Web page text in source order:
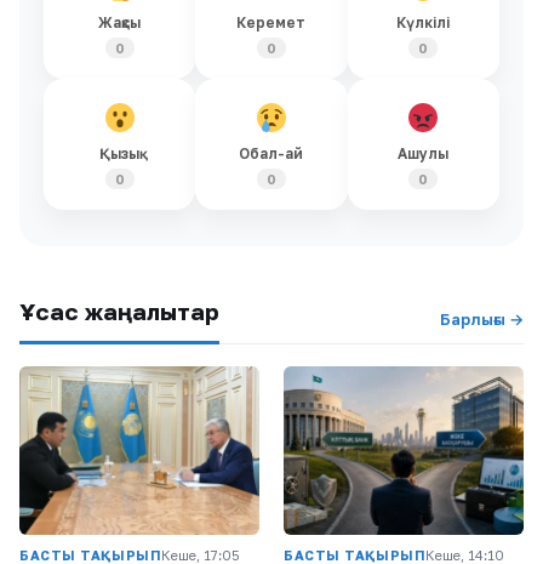
Жақсы
0
Керемет
0
Күлкілі
0
Қызық
0
Обал-ай
0
Ашулы
0
Ұқсас жаңалықтар Барлығы →
БАСТЫ ТАҚЫРЫПКеше, 17:05 БАСТЫ ТАҚЫРЫПКеше, 14:10